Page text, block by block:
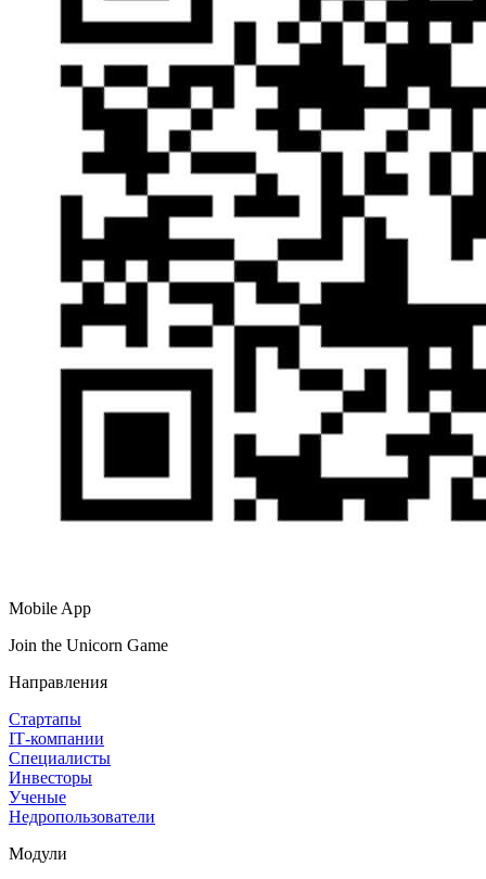
Mobile App
Join the Unicorn Game
Направления
Стартапы
IT‑компании
Специалисты
Инвесторы
Ученые
Недропользователи
Модули